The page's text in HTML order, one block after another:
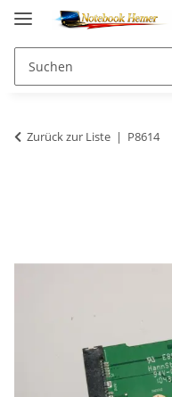
Zurück zur Liste P8614